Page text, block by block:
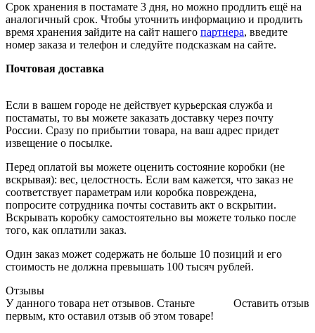
Срок хранения в постамате 3 дня, но можно продлить ещё на
аналогичный срок. Чтобы уточнить информацию и продлить
время хранения зайдите на сайт нашего партнера, введите
номер заказа и телефон и следуйте подсказкам на сайте.
Почтовая доставка
Если в вашем городе не действует курьерская служба и
постаматы, то вы можете заказать доставку через почту
России. Сразу по прибытии товара, на ваш адрес придет
извещение о посылке.
Перед оплатой вы можете оценить состояние коробки (не
вскрывая): вес, целостность. Если вам кажется, что заказ не
соответствует параметрам или коробка повреждена,
попросите сотрудника почты составить акт о вскрытии.
Вскрывать коробку самостоятельно вы можете только после
того, как оплатили заказ.
Один заказ может содержать не больше 10 позиций и его
стоимость не должна превышать 100 тысяч рублей.
Отзывы
Оставить отзыв
У данного товара нет отзывов. Станьте
первым, кто оставил отзыв об этом товаре!